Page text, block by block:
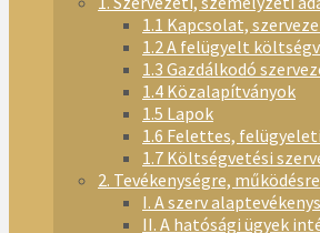
1.1 Kapcsolat,
1.2 A felügyelt
1.3 Gazdálkodó
1.4 Közalapítványok
1.5 Lapok
1.6 Felettes,
1.7 Költségvetési
2. Tevékenységre,
I. A szerv
II. A hatósági ügyek